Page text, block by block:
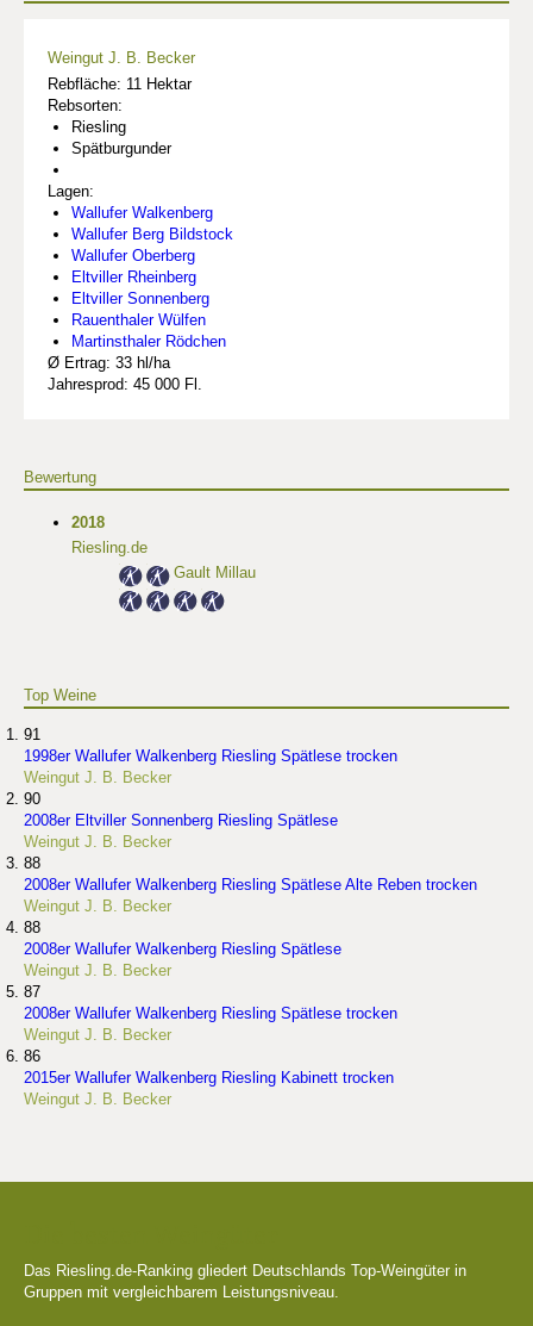
Weingut J. B. Becker
Rebfläche: 11 Hektar
Rebsorten:
Riesling
Spätburgunder
Lagen:
Wallufer Walkenberg
Wallufer Berg Bildstock
Wallufer Oberberg
Eltviller Rheinberg
Eltviller Sonnenberg
Rauenthaler Wülfen
Martinsthaler Rödchen
Ø Ertrag: 33 hl/ha
Jahresprod: 45 000 Fl.
Bewertung
2018
Riesling.de
Gault Millau
Top Weine
91
1998er Wallufer Walkenberg Riesling Spätlese trocken
Weingut J. B. Becker
90
2008er Eltviller Sonnenberg Riesling Spätlese
Weingut J. B. Becker
88
2008er Wallufer Walkenberg Riesling Spätlese Alte Reben trocken
Weingut J. B. Becker
88
2008er Wallufer Walkenberg Riesling Spätlese
Weingut J. B. Becker
87
2008er Wallufer Walkenberg Riesling Spätlese trocken
Weingut J. B. Becker
86
2015er Wallufer Walkenberg Riesling Kabinett trocken
Weingut J. B. Becker
Das Riesling.de-Ranking gliedert Deutschlands Top-Weingüter in
Gruppen mit vergleichbarem Leistungsniveau.